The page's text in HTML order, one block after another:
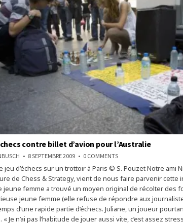
contre billet d’avion pour l’Australie
8 SEPTEMBRE 2009 0 COMMENTSON
D’ÉCHECS
BILLET
D’AVION
POUR
L’AUSTRALIE
jeu d’échecs sur un trottoir à Paris © S. Pouzet Notre ami
de Chess & Strategy, vient de nous faire parvenir cette
jeune femme a trouvé un moyen original de récolter des
jeune femme (elle refuse de répondre aux
d’une rapide partie d’échecs. Juliane, un joueur
« Je n’ai pas l’habitude de jouer aussi vite, c’est assez